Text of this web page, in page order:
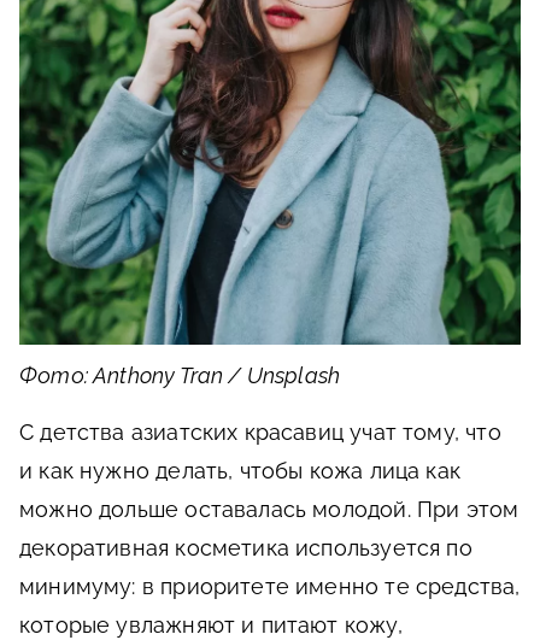
Фото: Anthony Tran / Unsplash
С детства азиатских красавиц учат тому, что
и как нужно делать, чтобы кожа лица как
можно дольше оставалась молодой. При этом
декоративная косметика используется по
минимуму: в приоритете именно те средства,
которые увлажняют и питают кожу,